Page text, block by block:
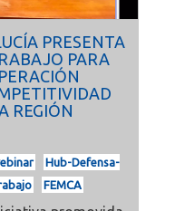
PRESENTA
PARA
REGIÓN
Hub-Defensa-
FEMCA